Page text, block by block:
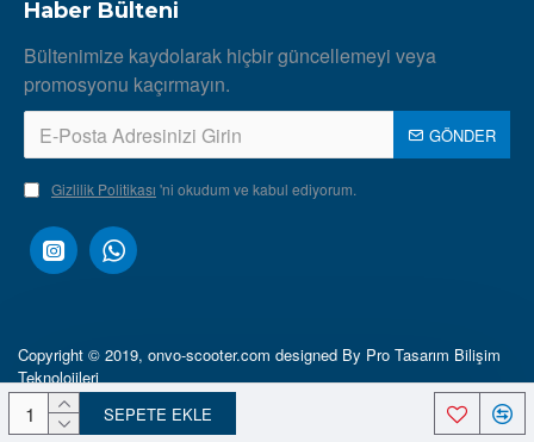
SEPETE EKLE
Haber Bülteni
Bültenimize kaydolarak hiçbir güncellemeyi veya
promosyonu kaçırmayın.
GÖNDER
Gizlilik Politikası 'ni okudum ve kabul ediyorum.
Copyright © 2019, onvo-scooter.com designed By Pro Tasarım Bilişim
Teknolojileri